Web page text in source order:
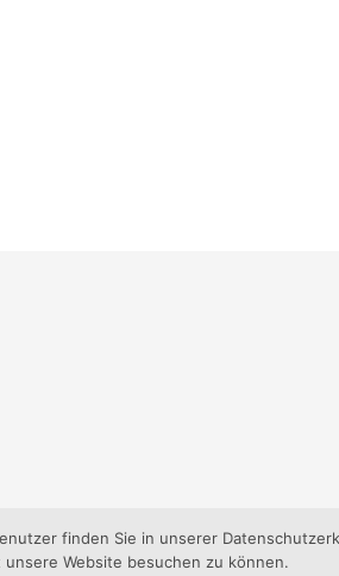
finden Sie in unserer
Website besuchen zu können.